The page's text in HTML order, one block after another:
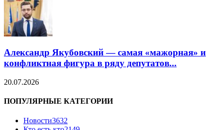
Александр Якубовский — самая «мажорная» и
конфликтная фигура в ряду депутатов...
20.07.2026
ПОПУЛЯРНЫЕ КАТЕГОРИИ
Новости3632